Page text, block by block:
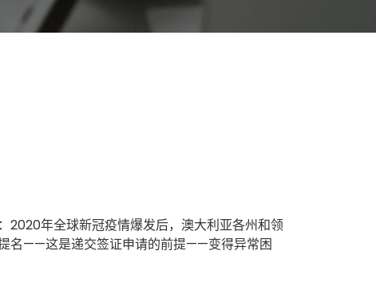
2020年全球新冠疫情爆发后，澳大利亚各州和领
名——这是递交签证申请的前提——变得异常困